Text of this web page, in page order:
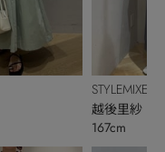
STYLEMIXER
越後里紗
167cm